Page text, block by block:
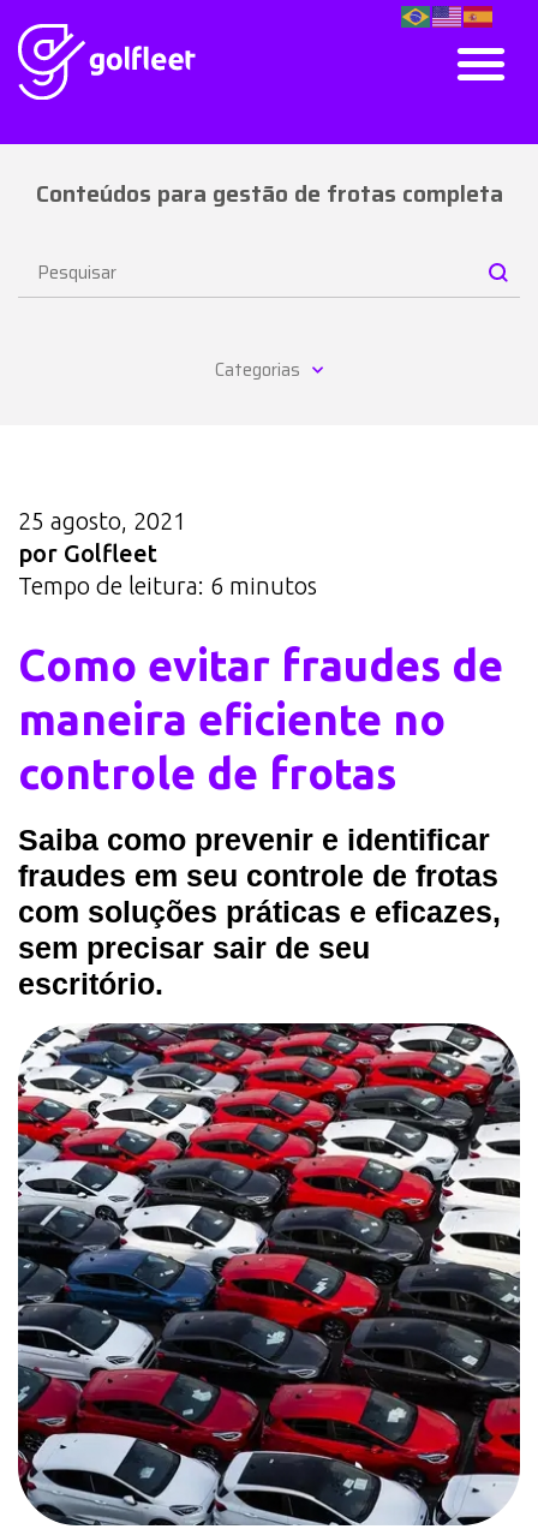
Conteúdos para gestão de frotas completa
Categorias
25 agosto, 2021
por Golfleet
Tempo de leitura: 6 minutos
Como evitar fraudes de
maneira eficiente no
controle de frotas
Saiba como prevenir e identificar
fraudes em seu controle de frotas
com soluções práticas e eficazes,
sem precisar sair de seu
escritório.